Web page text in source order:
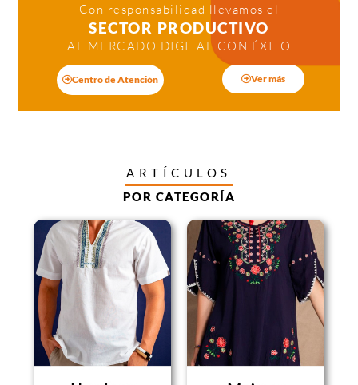
Con responsabilidad llevamos el
SECTOR PRODUCTIVO
AL MERCADO DIGITAL CON ÉXITO
Centro de Atención Ver más
ARTÍCULOS
POR CATEGORÍA